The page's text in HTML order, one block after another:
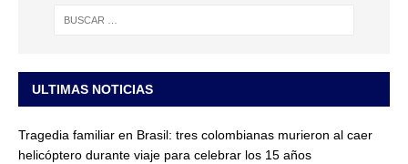
ULTIMAS NOTICIAS
Tragedia familiar en Brasil: tres colombianas murieron al caer
helicóptero durante viaje para celebrar los 15 años